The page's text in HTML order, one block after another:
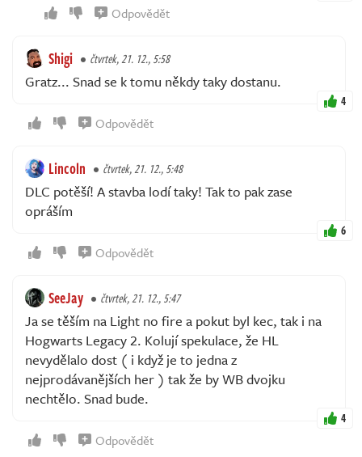
Odpovědět
Shigi čtvrtek, 21. 12., 5:58
Gratz... Snad se k tomu někdy taky dostanu.
4
Odpovědět
Lincoln čtvrtek, 21. 12., 5:48
DLC potěší! A stavba lodí taky! Tak to pak zase
opráším
6
Odpovědět
SeeJay čtvrtek, 21. 12., 5:47
Ja se těším na Light no fire a pokut byl kec, tak i na
Hogwarts Legacy 2. Kolují spekulace, že HL
nevydělalo dost ( i když je to jedna z
nejprodávanějších her ) tak že by WB dvojku
nechtělo. Snad bude.
4
Odpovědět